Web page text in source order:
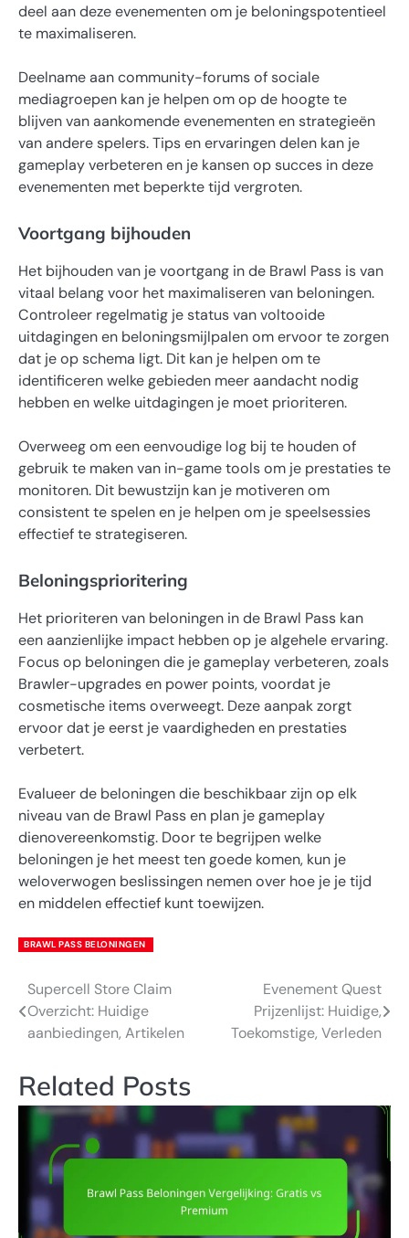
deel aan deze evenementen om je beloningspotentieel
te maximaliseren.
Deelname aan community-forums of sociale
mediagroepen kan je helpen om op de hoogte te
blijven van aankomende evenementen en strategieën
van andere spelers. Tips en ervaringen delen kan je
gameplay verbeteren en je kansen op succes in deze
evenementen met beperkte tijd vergroten.
Voortgang bijhouden
Het bijhouden van je voortgang in de Brawl Pass is van
vitaal belang voor het maximaliseren van beloningen.
Controleer regelmatig je status van voltooide
uitdagingen en beloningsmijlpalen om ervoor te zorgen
dat je op schema ligt. Dit kan je helpen om te
identificeren welke gebieden meer aandacht nodig
hebben en welke uitdagingen je moet prioriteren.
Overweeg om een eenvoudige log bij te houden of
gebruik te maken van in-game tools om je prestaties te
monitoren. Dit bewustzijn kan je motiveren om
consistent te spelen en je helpen om je speelsessies
effectief te strategiseren.
Beloningsprioritering
Het prioriteren van beloningen in de Brawl Pass kan
een aanzienlijke impact hebben op je algehele ervaring.
Focus op beloningen die je gameplay verbeteren, zoals
Brawler-upgrades en power points, voordat je
cosmetische items overweegt. Deze aanpak zorgt
ervoor dat je eerst je vaardigheden en prestaties
verbetert.
Evalueer de beloningen die beschikbaar zijn op elk
niveau van de Brawl Pass en plan je gameplay
dienovereenkomstig. Door te begrijpen welke
beloningen je het meest ten goede komen, kun je
weloverwogen beslissingen nemen over hoe je je tijd
en middelen effectief kunt toewijzen.
BRAWL PASS BELONINGEN
Post
navigation
Supercell Store Claim
Overzicht: Huidige
aanbiedingen, Artikelen
Evenement Quest
Prijzenlijst: Huidige,
Toekomstige, Verleden
Related Posts